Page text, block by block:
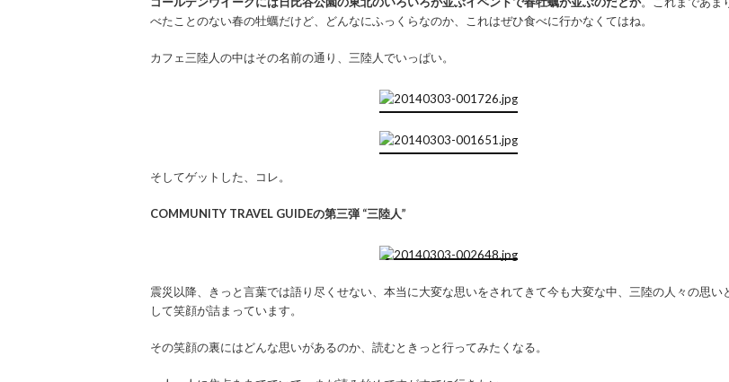
べたことのない春の牡蠣だけど、どんなにふっくらなのか、これはぜひ食べに行かなくてはね。
カフェ三陸人の中はその名前の通り、三陸人でいっぱい。
そしてゲットした、コレ。
COMMUNITY TRAVEL GUIDEの第三弾 “三陸人”
震災以降、きっと言葉では語り尽くせない、本当に大変な思いをされてきて今も大変な中、三陸の人々の思い
して笑顔が詰まっています。
その笑顔の裏にはどんな思いがあるのか、読むときっと行ってみたくなる。